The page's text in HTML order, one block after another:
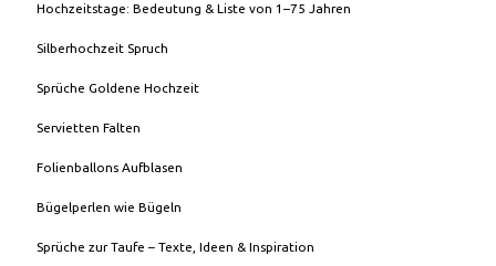
Hochzeitstage: Bedeutung & Liste von 1–75 Jahren
Silberhochzeit Spruch
Sprüche Goldene Hochzeit
Servietten Falten
Folienballons Aufblasen
Bügelperlen wie Bügeln
Sprüche zur Taufe – Texte, Ideen & Inspiration